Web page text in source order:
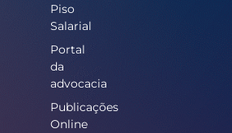
Piso
Salarial
Portal
da
advocacia
Publicações
Online